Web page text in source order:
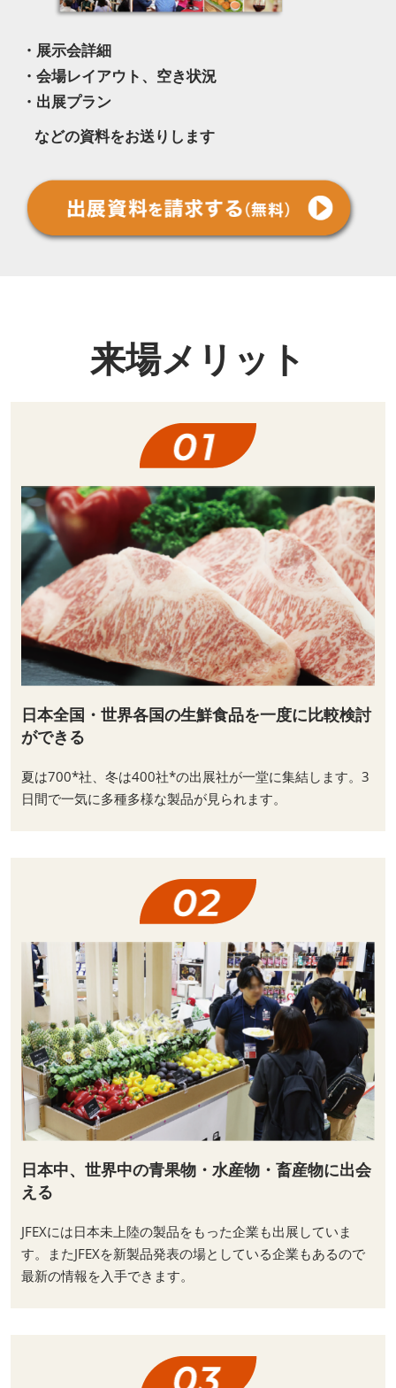
・展示会詳細
・会場レイアウト、空き状況
・出展プラン
などの資料をお送りします
来場メリット
日本全国・世界各国の生鮮食品を一度に比較検討
ができる
夏は700*社、冬は400社*の出展社が一堂に集結します。3
日間で一気に多種多様な製品が見られます。
日本中、世界中の青果物・水産物・畜産物に出会
える
JFEXには日本未上陸の製品をもった企業も出展していま
す。またJFEXを新製品発表の場としている企業もあるので
最新の情報を入手できます。